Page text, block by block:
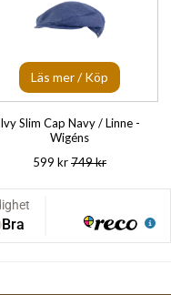
Läs mer / Köp
Ivy Slim Cap Navy / Linne -
Wigéns
599 kr749 kr